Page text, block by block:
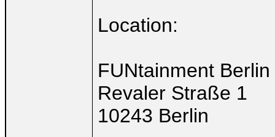
Location:
FUNtainment Berlin
Revaler Straße 1
10243 Berlin